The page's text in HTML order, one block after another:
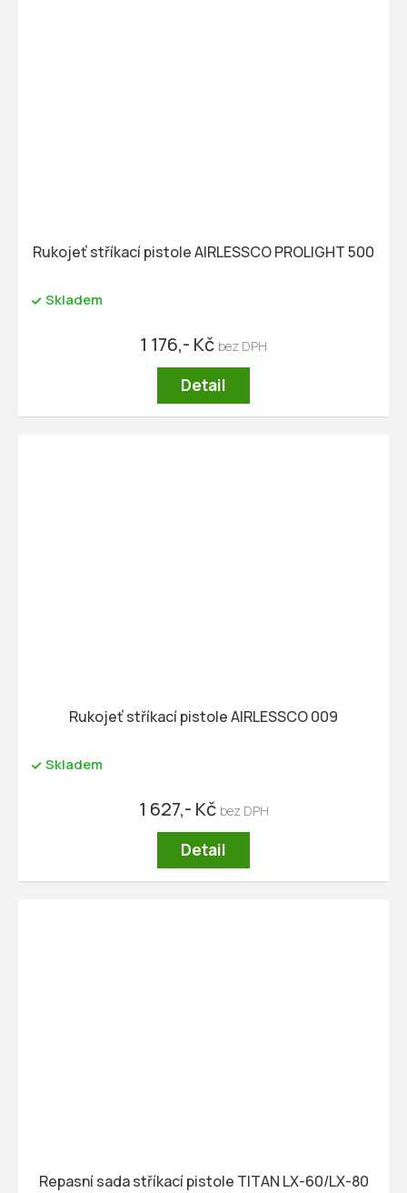
Rukojeť stříkací pistole AIRLESSCO PROLIGHT 500
Skladem
1 176,- Kč
Detail
Rukojeť stříkací pistole AIRLESSCO 009
Skladem
1 627,- Kč
Detail
Repasní sada stříkací pistole TITAN LX-60/LX-80